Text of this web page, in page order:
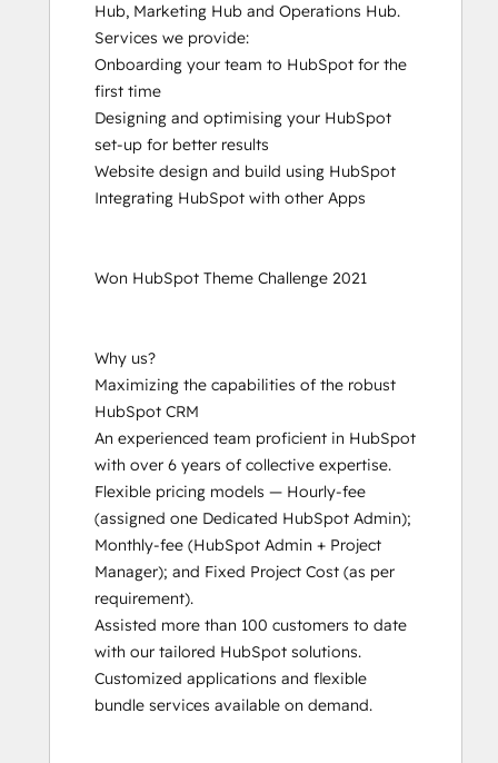
HubSpot Email Marketing Software
Certification
HubSpot Implementation for Partners
HubSpot Marketing Hub Software
Certification
HubSpot Reporting
HubSpot Sales Hub Software
Certification
Inbound Marketing
Inbound Sales
Platform Consulting
Revenue Operations
Sales Enablement
Sales Management Training: Strategies
for Developing a Successful Modern
Sales Team
Salesforce Integration Certification
SEO II
Service Hub Software
Social Media Marketing Certification
Course
Social Media Marketing Certification II
Hub, Marketing Hub and Operations Hub.
Services we provide:
Onboarding your team to HubSpot for the
first time
Designing and optimising your HubSpot
set-up for better results
Website design and build using HubSpot
Integrating HubSpot with other Apps
Won HubSpot Theme Challenge 2021
Why us?
Maximizing the capabilities of the robust
HubSpot CRM
An experienced team proficient in HubSpot
with over 6 years of collective expertise.
Flexible pricing models — Hourly-fee
(assigned one Dedicated HubSpot Admin);
Monthly-fee (HubSpot Admin + Project
Manager); and Fixed Project Cost (as per
requirement).
Assisted more than 100 customers to date
with our tailored HubSpot solutions.
Customized applications and flexible
bundle services available on demand.